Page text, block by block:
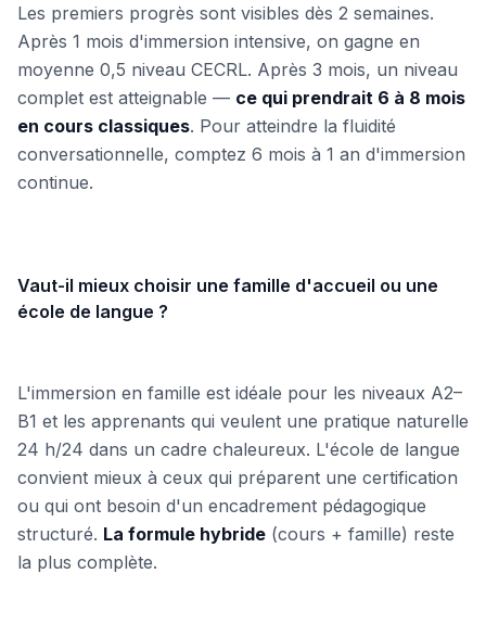
Les premiers progrès sont visibles dès 2 semaines.
Après 1 mois d'immersion intensive, on gagne en
moyenne 0,5 niveau CECRL. Après 3 mois, un niveau
complet est atteignable — ce qui prendrait 6 à 8 mois
en cours classiques. Pour atteindre la fluidité
conversationnelle, comptez 6 mois à 1 an d'immersion
continue.
Vaut-il mieux choisir une famille d'accueil ou une
école de langue ?
L'immersion en famille est idéale pour les niveaux A2–
B1 et les apprenants qui veulent une pratique naturelle
24 h/24 dans un cadre chaleureux. L'école de langue
convient mieux à ceux qui préparent une certification
ou qui ont besoin d'un encadrement pédagogique
structuré. La formule hybride (cours + famille) reste
la plus complète.